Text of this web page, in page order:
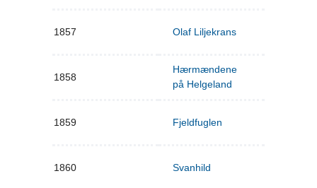
1857 Olaf Liljekrans
1858
Hærmændene
på Helgeland
1859 Fjeldfuglen
1860 Svanhild